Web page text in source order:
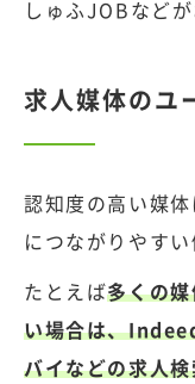
しゅふJOBなどが
求人媒体のユ
認知度の高い媒
につながりやすい
たとえば多くの
い場合は、
バイなどの求人